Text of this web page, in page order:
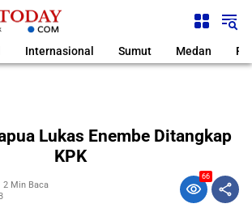
Internasional Sumut Medan
Lukas Enembe Ditangkap
KPK
2 Min Baca
66